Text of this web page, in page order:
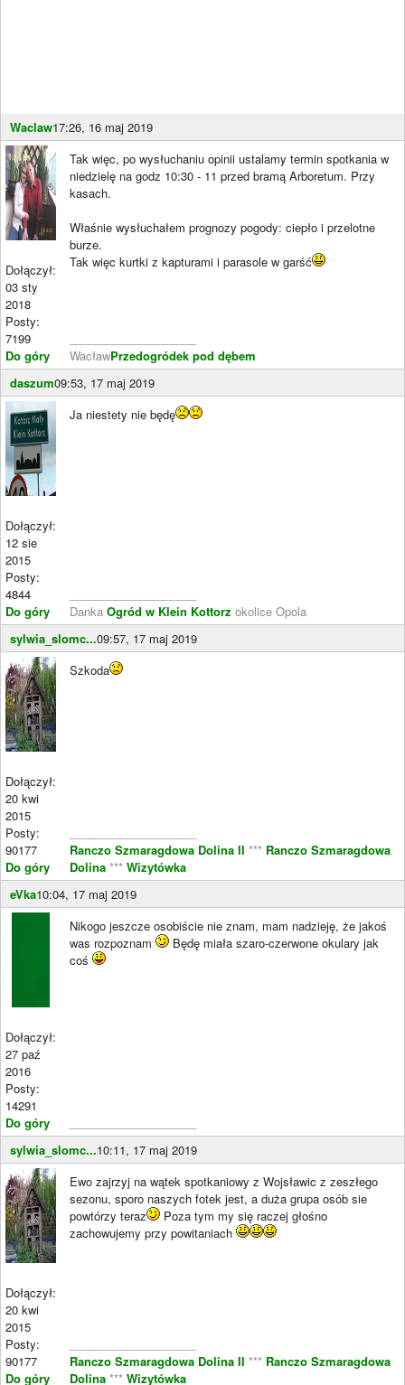
Waclaw17:26, 16 maj 2019
Dołączył:
03 sty
2018
Posty:
7199
Do góry
Tak więc, po wysłuchaniu opinii ustalamy termin spotkania w
niedzielę na godz 10:30 - 11 przed bramą Arboretum. Przy
kasach.
Właśnie wysłuchałem prognozy pogody: ciepło i przelotne
burze.
Tak więc kurtki z kapturami i parasole w garść
WacławPrzedogródek pod dębem
daszum09:53, 17 maj 2019
Dołączył:
12 sie
2015
Posty:
4844
Do góry
Ja niestety nie będę
Danka Ogród w Klein Kottorz okolice Opola
sylwia_slomc...09:57, 17 maj 2019
Dołączył:
20 kwi
2015
Posty:
90177
Do góry
Szkoda
Ranczo Szmaragdowa Dolina II *** Ranczo Szmaragdowa
Dolina *** Wizytówka
eVka10:04, 17 maj 2019
Dołączył:
27 paź
2016
Posty:
14291
Do góry
Nikogo jeszcze osobiście nie znam, mam nadzieję, że jakoś
was rozpoznam
Będę miała szaro-czerwone okulary jak
coś
sylwia_slomc...10:11, 17 maj 2019
Dołączył:
20 kwi
2015
Posty:
90177
Do góry
Ewo zajrzyj na wątek spotkaniowy z Wojsławic z zeszłego
sezonu, sporo naszych fotek jest, a duża grupa osób sie
powtórzy teraz
Poza tym my się raczej głośno
zachowujemy przy powitaniach
Ranczo Szmaragdowa Dolina II *** Ranczo Szmaragdowa
Dolina *** Wizytówka